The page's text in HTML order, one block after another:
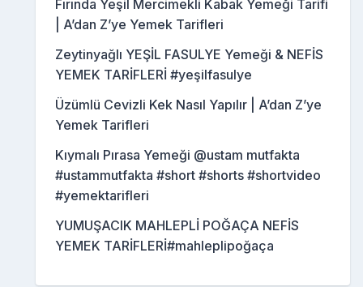
Fırında Yeşil Mercimekli Kabak Yemeği Tarifi
| A’dan Z’ye Yemek Tarifleri
Zeytinyağlı YEŞİL FASULYE Yemeği & NEFİS
YEMEK TARİFLERİ #yeşilfasulye
Üzümlü Cevizli Kek Nasıl Yapılır | A’dan Z’ye
Yemek Tarifleri
Kıymalı Pırasa Yemeği @ustam mutfakta
#ustammutfakta #short #shorts #shortvideo
#yemektarifleri
YUMUŞACIK MAHLEPLİ POĞAÇA NEFİS
YEMEK TARİFLERİ#mahleplipoğaça